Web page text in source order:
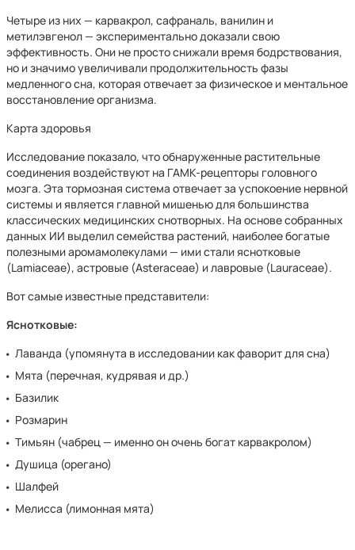
Четыре из них — карвакрол, сафраналь, ванилин и
метилэвгенол — экспериментально доказали свою
эффективность. Они не просто снижали время бодрствования,
но и значимо увеличивали продолжительность фазы
медленного сна, которая отвечает за физическое и ментальное
восстановление организма.
Карта здоровья
Исследование показало, что обнаруженные растительные
соединения воздействуют на ГАМК-рецепторы головного
мозга. Эта тормозная система отвечает за успокоение нервной
системы и является главной мишенью для большинства
классических медицинских снотворных. На основе собранных
данных ИИ выделил семейства растений, наиболее богатые
полезными аромамолекулами — ими стали яснотковые
(Lamiaceae), астровые (Asteraceae) и лавровые (Lauraceae).
Вот самые известные представители:
Яснотковые:
Лаванда (упомянута в исследовании как фаворит для сна)
Мята (перечная, кудрявая и др.)
Базилик
Розмарин
Тимьян (чабрец — именно он очень богат карвакролом)
Душица (орегано)
Шалфей
Мелисса (лимонная мята)